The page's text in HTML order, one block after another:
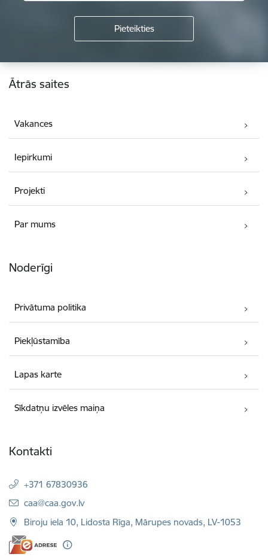
Kājene
Ātrās saites
Vakances
Iepirkumi
Projekti
Par mums
Noderīgi
Privātuma politika
Piekļūstamība
Lapas karte
Sīkdatņu izvēles maiņa
Kontakti
+371 67830936
E-pasts:
caa@caa.gov.lv
Biroju iela 10, Lidosta Rīga, Mārupes novads, LV-1053